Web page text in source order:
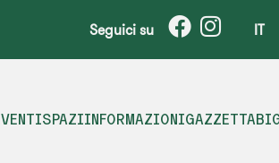
Seguici su IT
SPAZIINFORMAZIONIGAZZETTA